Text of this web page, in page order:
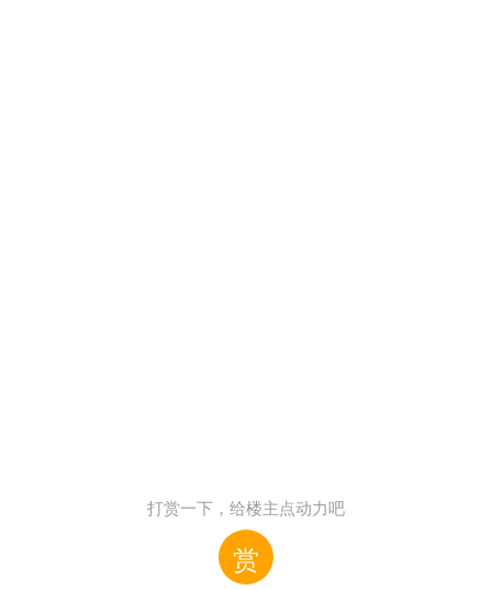
打赏一下，给楼主点动力吧
赏